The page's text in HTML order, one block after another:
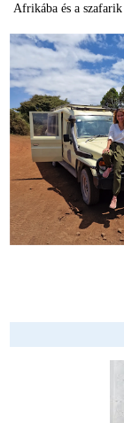
Afrikába és a